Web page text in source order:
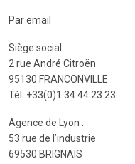
Par email
Siège social :
2 rue André Citroën
95130 FRANCONVILLE
Tél: +33(0)1.34.44.23.23
Agence de Lyon :
53 rue de l’industrie
69530 BRIGNAIS